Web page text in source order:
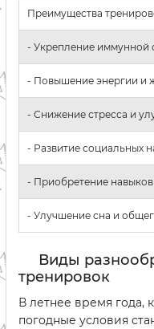
Преимущества
- Укрепление иммунной
- Повышение энергии и
- Снижение стресса и
- Развитие социальных
- Приобретение
- Улучшение сна и
Виды
тренировок
В летнее время года,
погодные условия